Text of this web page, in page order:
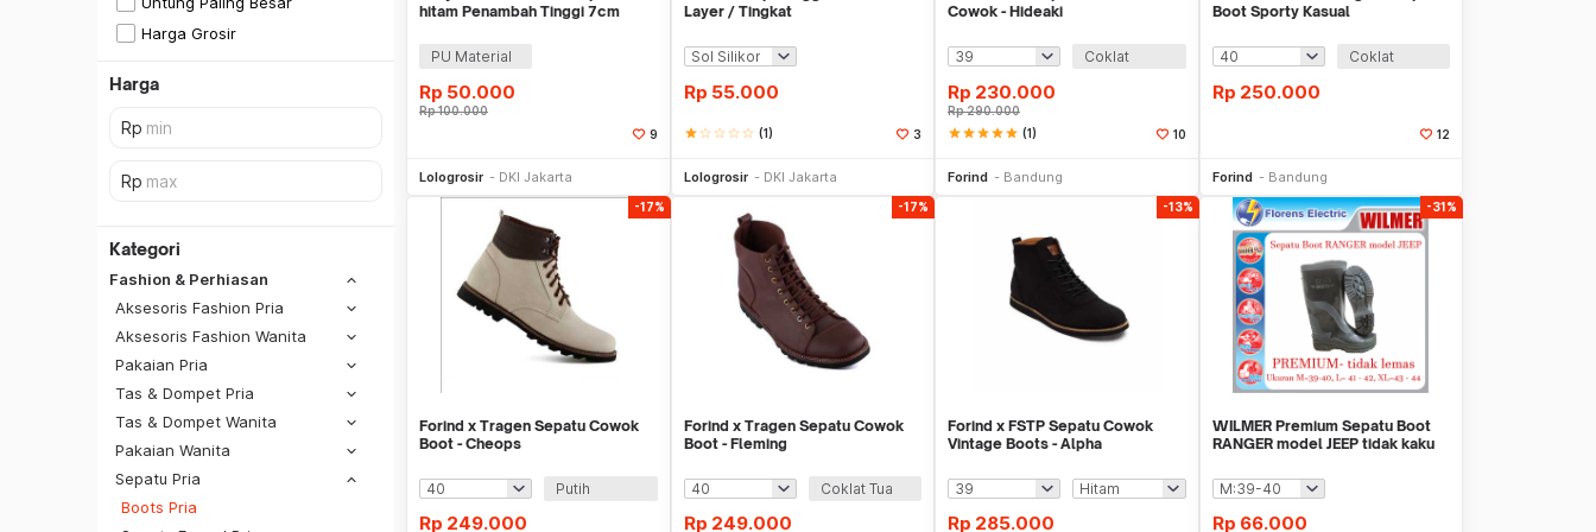
Harga Grosir
Harga
Kategori
Fashion & Perhiasan
Aksesoris Fashion Pria
Aksesoris Fashion Wanita
Pakaian Pria
Tas & Dompet Pria
Tas & Dompet Wanita
Pakaian Wanita
Sepatu Pria
Boots Pria
SiCepat REG
SiCepat BEST
38
39
40
hitam Penambah Tinggi 7cm
PU Material
Rp 50.000
Rp100.000
9
Lologrosir DKI Jakarta
Layer / Tingkat
Rp 55.000
starstar_borderstar_borderstar_borderstar_border (1) 3
Lologrosir DKI Jakarta
Cowok - Hideaki
Coklat
Rp 230.000
Rp290.000
starstarstarstarstar (1) 10
Forind Bandung
Boot Sporty Kasual
Coklat
Rp 250.000
12
Forind Bandung
-17%
Forind x Tragen Sepatu Cowok
Boot - Cheops
Putih
Rp 249.000
-17%
Forind x Tragen Sepatu Cowok
Boot - Fleming
Coklat Tua
Rp 249.000
-13%
Forind x FSTP Sepatu Cowok
Vintage Boots - Alpha
Rp 285.000
-31%
WILMER Premium Sepatu Boot
RANGER model JEEP tidak kaku
Rp 66.000